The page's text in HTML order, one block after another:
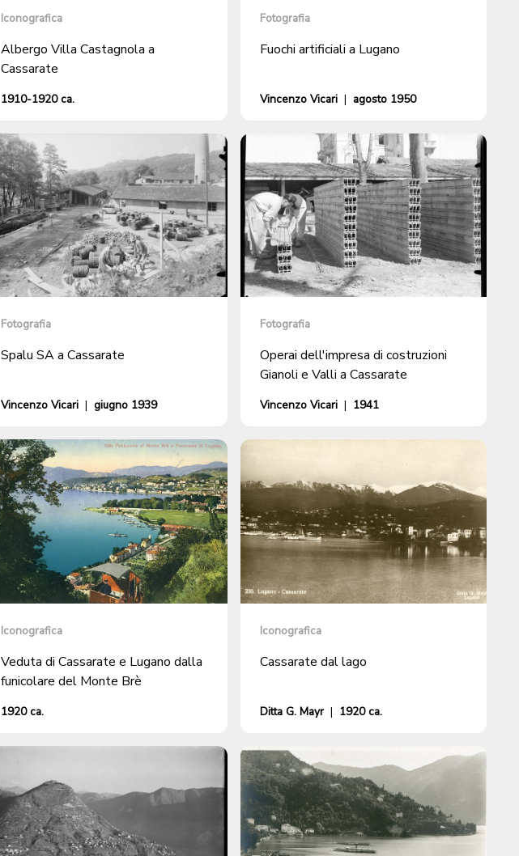
Iconografica
Albergo Villa Castagnola a
Cassarate
1910-1920 ca.
Fotografia
Fuochi artificiali a Lugano
Vincenzo Vicari | agosto 1950
Fotografia
Spalu SA a Cassarate
Vincenzo Vicari | giugno 1939
Fotografia
Operai dell'impresa di costruzioni
Gianoli e Valli a Cassarate
Vincenzo Vicari | 1941
Iconografica
Veduta di Cassarate e Lugano dalla
funicolare del Monte Brè
1920 ca.
Iconografica
Cassarate dal lago
Ditta G. Mayr | 1920 ca.